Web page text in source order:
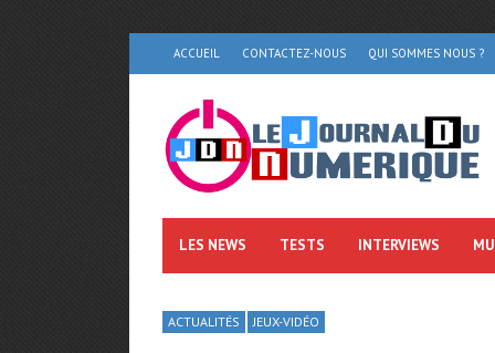
ACCUEIL CONTACTEZ-NOUS QUI SOMMES NOUS ?
LES NEWS TESTS INTERVIEWS
ACTUALITÉS JEUX-VIDÉO